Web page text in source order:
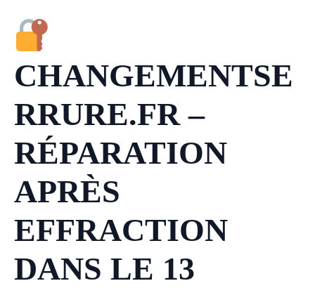
CHANGEMENTSE
RRURE.FR –
RÉPARATION
APRÈS
EFFRACTION
DANS LE 13